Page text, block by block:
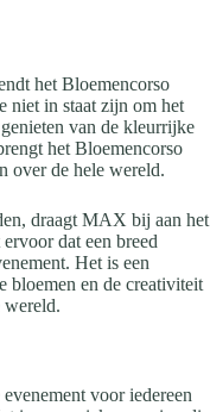
het Bloemencorso
niet in staat zijn om het
van de kleurrijke
het Bloemencorso
over de hele wereld.
draagt MAX bij aan het
dat een breed
Het is een
bloemen en de creativiteit
wereld.
voor iedereen